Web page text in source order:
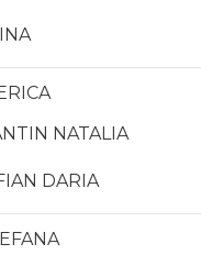
NATALIA
DARIA